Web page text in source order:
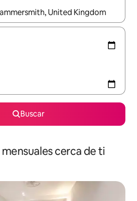
estén disponibles, navega con las
Buscar
cerca de ti